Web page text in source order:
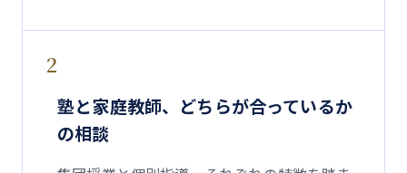
2
塾と家庭教師、どちらが合っているか
の相談